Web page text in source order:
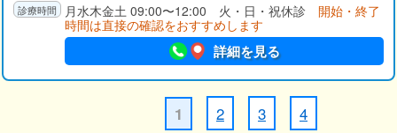
月水木金土 09:00〜12:00 火・日・祝休診 開始・終了
時間は直接の確認をおすすめします
詳細を見る
1 2 3 4